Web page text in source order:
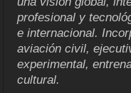
profesional y
e internacional.
aviación civil,
experimental,
cultural.